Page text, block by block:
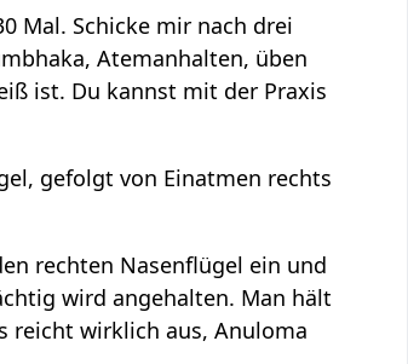
Mal. Schicke mir nach drei
Atemanhalten, üben
ist. Du kannst mit der Praxis
gefolgt von Einatmen rechts
rechten Nasenflügel ein und
wird angehalten. Man hält
reicht wirklich aus, Anuloma